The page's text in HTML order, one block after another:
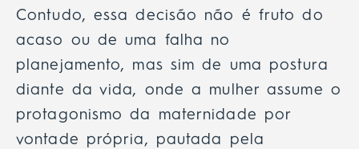
Contudo, essa decisão não é fruto do
acaso ou de uma falha no
planejamento, mas sim de uma postura
diante da vida, onde a mulher assume o
protagonismo da maternidade por
vontade própria, pautada pela